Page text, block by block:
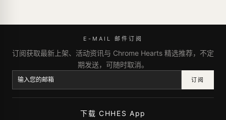
E-MAIL 邮件订阅
订阅获取最新上架、活动资讯与 Chrome Hearts 精选推荐，不定
期发送，可随时取消。
订阅
下载 CHHES App